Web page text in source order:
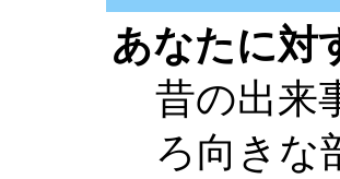
あなたに対
昔の出来
ろ向きな